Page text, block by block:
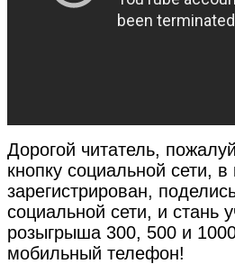
Дорогой читатель,
кнопку социальной сети, в
зарегистрирован,
социальной сети, и стань
розыгрыша 300, 500 и
мобильный телефон!